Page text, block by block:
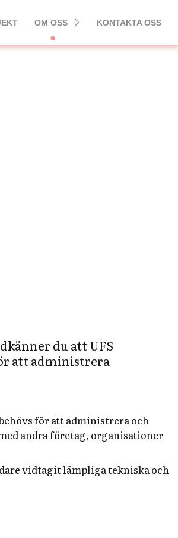
OM OSS KONTAKTA OSS
du att UFS
att administrera
för att administrera och
andra företag, organisationer
vidtagit lämpliga tekniska och